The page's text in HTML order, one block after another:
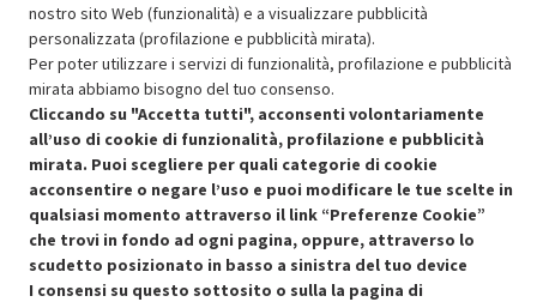
SCONTO RICONDIZIONATI
Approfitta dello sconto del 15% sul prodotto ricondizionato.
Condizioni generali di vendita
Cookie Policy
Recedere dal contratto qui
nostro sito Web (funzionalità) e a visualizzare pubblicità
personalizzata (profilazione e pubblicità mirata).
Per poter utilizzare i servizi di funzionalità, profilazione e pubblicità
mirata abbiamo bisogno del tuo consenso.
Cliccando su "Accetta tutti", acconsenti volontariamente
all’uso di cookie di funzionalità, profilazione e pubblicità
mirata. Puoi scegliere per quali categorie di cookie
acconsentire o negare l’uso e puoi modificare le tue scelte in
qualsiasi momento attraverso il link “Preferenze Cookie”
che trovi in fondo ad ogni pagina, oppure, attraverso lo
scudetto posizionato in basso a sinistra del tuo device
I consensi su questo sottosito o sulla la pagina di